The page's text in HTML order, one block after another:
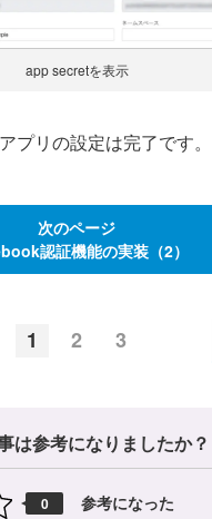
app secretを表示
プリの設定は完了です。
次のページ
認証機能の実装（2）
1 2 3
は参考になりましたか？
0 参考になった